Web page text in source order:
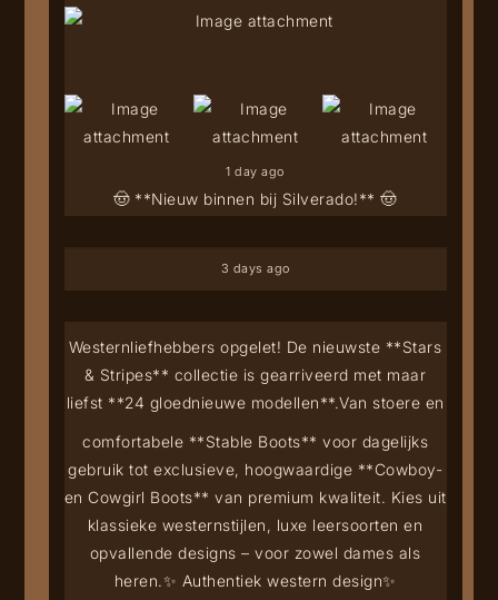
🤠 **Nieuw binnen bij Silverado!** 🤠
1 day ago
3 days ago
Westernliefhebbers opgelet! De nieuwste **Stars
& Stripes** collectie is gearriveerd met maar
liefst **24 gloednieuwe modellen**.Van stoere en
comfortabele **Stable Boots** voor dagelijks
gebruik tot exclusieve, hoogwaardige **Cowboy-
en Cowgirl Boots** van premium kwaliteit. Kies uit
klassieke westernstijlen, luxe leersoorten en
opvallende designs – voor zowel dames als
heren.✨ Authentiek western design✨